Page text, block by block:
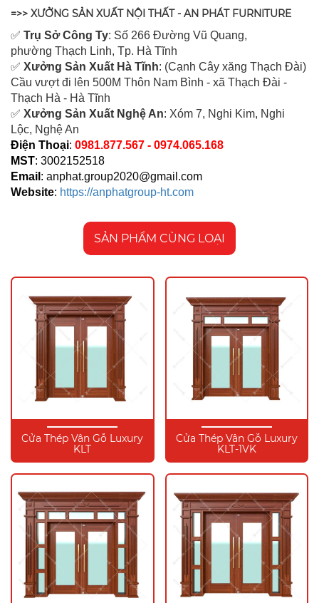
=>> XƯỞNG SẢN XUẤT NỘI THẤT - AN PHÁT FURNITURE
✅ Trụ Sở Công Ty: Số 266 Đường Vũ Quang,
phường Thạch Linh, Tp. Hà Tĩnh
✅ Xưởng Sản Xuất Hà Tĩnh: (Cạnh Cây xăng Thạch Đài)
Cầu vượt đi lên 500M Thôn Nam Bình - xã Thạch Đài -
Thạch Hà - Hà Tĩnh
✅ Xưởng Sản Xuất Nghệ An: Xóm 7, Nghi Kim, Nghi
Lộc, Nghệ An
Điện Thoại: 0981.877.567 - 0974.065.168
MST: 3002152518
Email : anphat.group2020@gmail.com
Website: https://anphatgroup-ht.com
SẢN PHẨM CÙNG LOẠI
Cửa Thép Vân Gỗ Luxury
KLT
Cửa Thép Vân Gỗ Luxury
KLT-1VK